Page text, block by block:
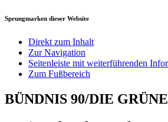
Sprungmarken dieser Website
Direkt zum Inhalt
Zur Navigation
Seitenleiste mit weiterführenden
Zum Fußbereich
BÜNDNIS 90/DIE